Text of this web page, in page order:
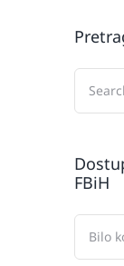
FBiH